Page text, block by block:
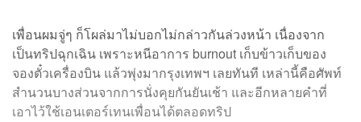
เพื่อนผมจู่ๆ ก็โผล่มาไม่บอกไม่กล่าวกันล่วงหน้า เนื่องจาก
เป็นทริปฉุกเฉิน เพราะหนีอาการ burnout เก็บข้าวเก็บของ
จองตั๋วเครื่องบิน แล้วพุ่งมากรุงเทพฯ เลยทันที เหล่านี้คือศัพท์
สำนวนบางส่วนจากการนั่งคุยกันยันเช้า และอีกหลายคำที่
เอาไว้ใช้เอนเตอร์เทนเพื่อนได้ตลอดทริป